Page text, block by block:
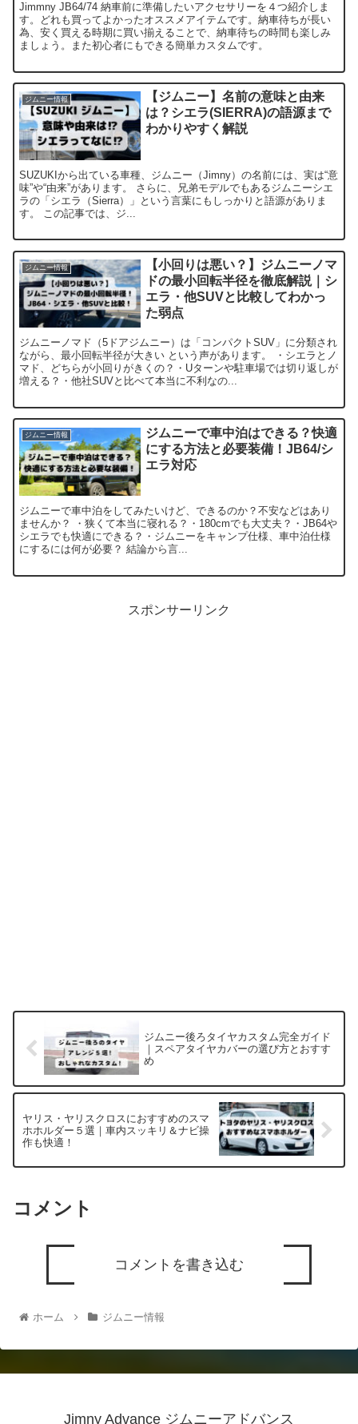
Jimmny JB64/74 納車前に準備したいアクセサリーを４つ紹介しま
す。どれも買ってよかったオススメアイテムです。納車待ちが長い
為、安く買える時期に買い揃えることで、納車待ちの時間も楽しみ
ましょう。また初心者にもできる簡単カスタムです。
ジムニー情報
【ジムニー】名前の意味と由来
は？シエラ(SIERRA)の語源まで
わかりやすく解説
SUZUKIから出ている車種、ジムニー（Jimny）の名前には、実は“意
味”や“由来”があります。 さらに、兄弟モデルでもあるジムニーシエ
ラの「シエラ（Sierra）」という言葉にもしっかりと語源がありま
す。 この記事では、ジ...
ジムニー情報
【小回りは悪い？】ジムニーノマ
ドの最小回転半径を徹底解説｜シ
エラ・他SUVと比較してわかっ
た弱点
ジムニーノマド（5ドアジムニー）は「コンパクトSUV」に分類され
ながら、最小回転半径が大きい という声があります。 ・シエラとノ
マド、どちらが小回りがきくの？・Uターンや駐車場では切り返しが
増える？・他社SUVと比べて本当に不利なの...
ジムニー情報
ジムニーで車中泊はできる？快適
にする方法と必要装備！JB64/シ
エラ対応
ジムニーで車中泊をしてみたいけど、できるのか？不安などはあり
ませんか？ ・狭くて本当に寝れる？・180cmでも大丈夫？・JB64や
シエラでも快適にできる？・ジムニーをキャンプ仕様、車中泊仕様
にするには何が必要？ 結論から言...
スポンサーリンク
ジムニー後ろタイヤカスタム完全ガイド
｜スペアタイヤカバーの選び方とおすす
め
ヤリス・ヤリスクロスにおすすめのスマ
ホホルダー５選｜車内スッキリ＆ナビ操
作も快適！
コメント
コメントを書き込む
ホーム ジムニー情報
Jimny Advance ジムニーアドバンス